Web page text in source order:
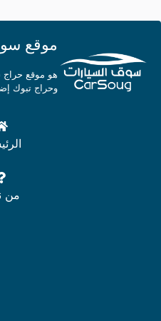
موقع
هو موقع حراج
وحراج تبوك
من